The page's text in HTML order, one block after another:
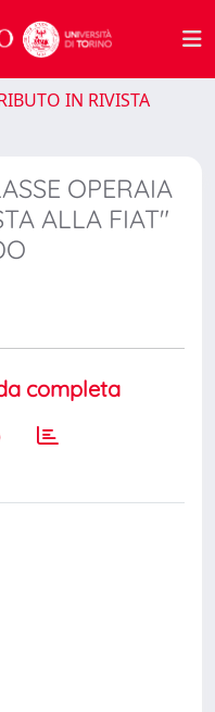
IN RIVISTA
OPERAIA
ALLA FIAT"
completa